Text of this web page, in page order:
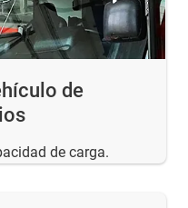
de
de carga.